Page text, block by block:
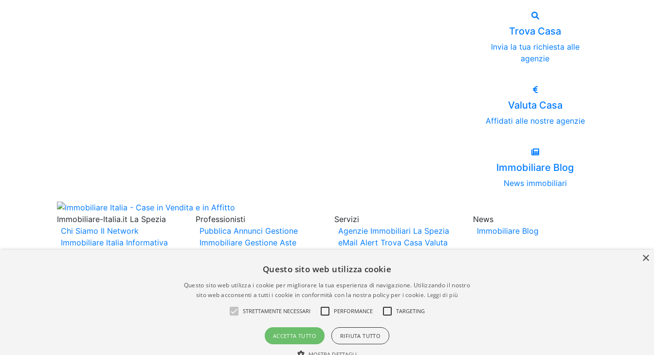
Trova Casa
Invia la tua richiesta alle
agenzie
Valuta Casa
Affidati alle nostre agenzie
Immobiliare Blog
News immobiliari
Immobiliare-Italia.it La Spezia
Chi Siamo Il Network
Immobiliare Italia Informativa
Professionisti
Pubblica Annunci Gestione
Immobiliare Gestione Aste
Importazione
Servizi
Agenzie Immobiliari La Spezia
eMail Alert Trova Casa Valuta
News
Immobiliare Blog
Gli annunci immobiliari presenti su immobiliare-italia.it vengono pubblicati da agenzie immobiliari e costruttori. La pubblicazione degli annunci
italia.it quindi non è responsabile della veridicità, della correttezza, della completezza, della normativa in materia di privacy e/o di alcun altro
×
Questo sito web utilizza cookie
Questo sito web utilizza i cookie per migliorare la tua esperienza di navigazione. Utilizzando il nostro
sito web acconsenti a tutti i cookie in conformità con la nostra policy per i cookie. Leggi di più
STRETTAMENTE NECESSARI PERFORMANCE TARGETING
ACCETTA TUTTO RIFIUTA TUTTO